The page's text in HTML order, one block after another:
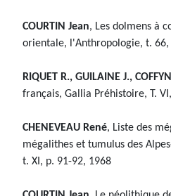
COURTIN Jean, Les dolmens à
orientale, l'Anthropologie, t. 66,
RIQUET R., GUILAINE J.,
français, Gallia Préhistoire, T.
CHENEVEAU René, Liste des
mégalithes et tumulus des
t. XI, p. 91-92, 1968